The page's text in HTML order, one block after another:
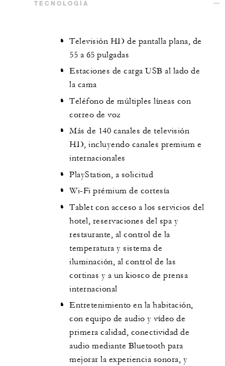
TECNOLOGÍA
Televisión HD de pantalla plana, de
55 a 65 pulgadas
Estaciones de carga USB al lado de
la cama
Teléfono de múltiples líneas con
correo de voz
Más de 140 canales de televisión
HD, incluyendo canales premium e
internacionales
PlayStation, a solicitud
Wi-Fi prémium de cortesía
Tablet con acceso a los servicios del
hotel, reservaciones del spa y
restaurante, al control de la
temperatura y sistema de
iluminación, al control de las
cortinas y a un kiosco de prensa
internacional
Entretenimiento en la habitación,
con equipo de audio y vídeo de
primera calidad, conectividad de
audio mediante Bluetooth para
mejorar la experiencia sonora, y